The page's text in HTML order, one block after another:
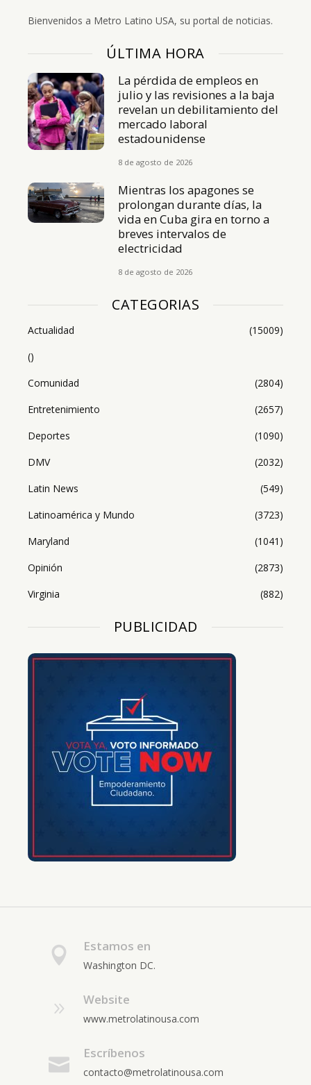
Bienvenidos a Metro Latino USA, su portal de noticias.
ÚLTIMA HORA
La pérdida de empleos en
julio y las revisiones a la baja
revelan un debilitamiento del
mercado laboral
estadounidense
8 de agosto de 2026
Mientras los apagones se
prolongan durante días, la
vida en Cuba gira en torno a
breves intervalos de
electricidad
8 de agosto de 2026
CATEGORIAS
Actualidad
(15009)
()
Comunidad
(2804)
Entretenimiento
(2657)
Deportes
(1090)
DMV
(2032)
Latin News
(549)
Latinoamérica y Mundo
(3723)
Maryland
(1041)
Opinión
(2873)
Virginia
(882)
PUBLICIDAD
Estamos en
Washington DC.
Website
www.metrolatinousa.com
Escríbenos
contacto@metrolatinousa.com